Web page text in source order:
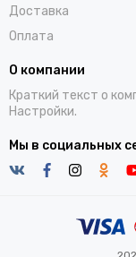
Доставка
Оплата
О компании
Краткий текст о
Настройки.
Мы в социальных